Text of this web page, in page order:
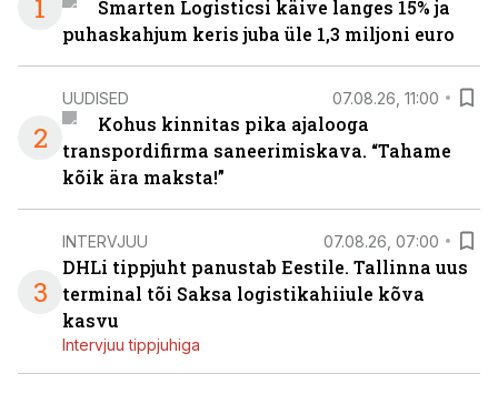
1
Smarten Logisticsi käive langes 15% ja
puhaskahjum keris juba üle 1,3 miljoni euro
2
UUDISED 07.08.26, 11:00
Kohus kinnitas pika ajalooga
transpordifirma saneerimiskava. “Tahame
kõik ära maksta!”
3
INTERVJUU 07.08.26, 07:00
DHLi tippjuht panustab Eestile. Tallinna uus
terminal tõi Saksa logistikahiiule kõva
kasvu
Intervjuu tippjuhiga